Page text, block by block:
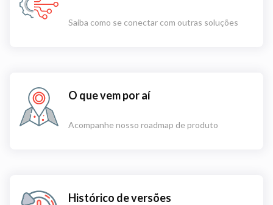
Saiba como se conectar com outras soluções
O que vem por aí
Acompanhe nosso roadmap de produto
Histórico de versões